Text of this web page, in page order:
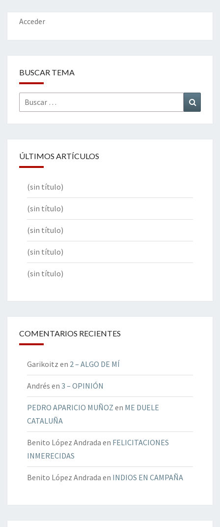
Acceder
BUSCAR TEMA
Buscar
por:
ÚLTIMOS ARTÍCULOS
(sin título)
(sin título)
(sin título)
(sin título)
(sin título)
COMENTARIOS RECIENTES
Garikoitz en 2 – ALGO DE MÍ
Andrés en 3 – OPINIÓN
PEDRO APARICIO MUÑOZ en ME DUELE
CATALUÑA
Benito López Andrada en FELICITACIONES
INMERECIDAS
Benito López Andrada en INDIOS EN CAMPAÑA